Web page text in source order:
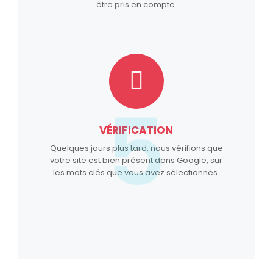
être pris en compte.
VÉRIFICATION
Quelques jours plus tard, nous vérifions que
votre site est bien présent dans Google, sur
les mots clés que vous avez sélectionnés.
5